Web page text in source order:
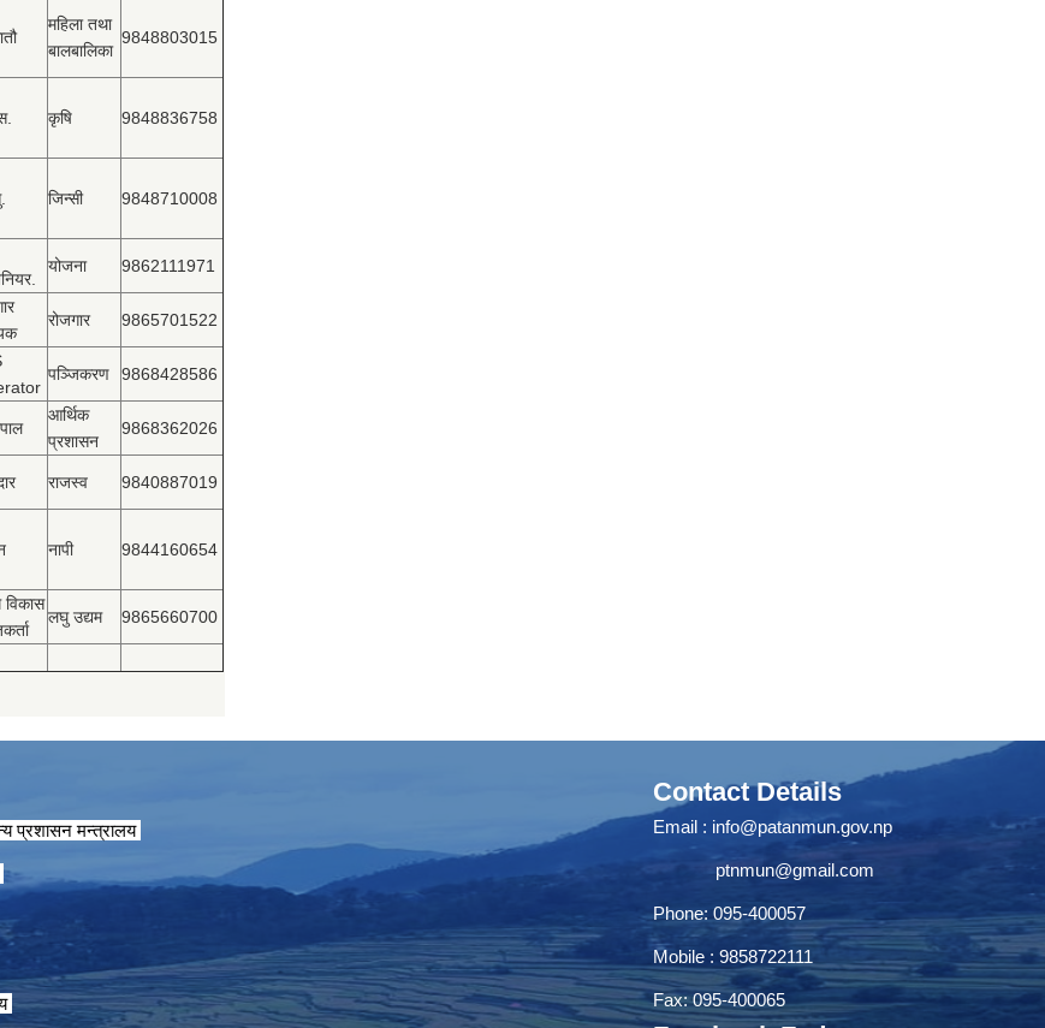
महिला तथा
बालबालिका
9848803015
कृषि 9848836758
जिन्सी 9848710008
योजना 9862111971
रोजगार 9865701522
पञ्‍जिकरण 9868428586
आर्थिक
प्रशासन
9868362026
राजस्‍व 9840887019
नापी 9844160654
विकास
लघु उद्यम 9865660700
प्रशासन मन्त्रालय
Contact Details
Email : info@patanmun.gov.np
ptnmun@gmail.com
Phone: 095-400057
Mobile : 9858722111
Fax: 095-400065